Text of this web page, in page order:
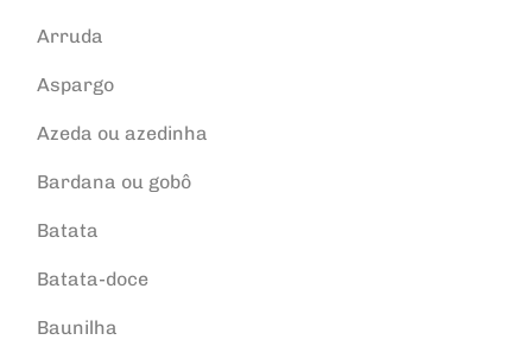
Arruda
Aspargo
Azeda ou azedinha
Bardana ou gobô
Batata
Batata-doce
Baunilha